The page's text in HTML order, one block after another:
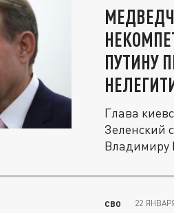
ПУТИНУ
Глава
Зеленский
Владимиру
СВО 22